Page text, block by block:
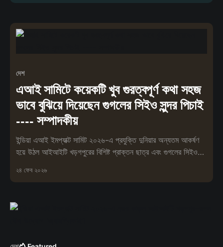
দেশ
এআই সামিটে কয়েকটি খুব গুরত্বপূর্ণ কথা সহজ
ভাবে বুঝিয়ে দিয়েছেন গুগলের সিইও সুন্দর পিচাই
---- সম্পাদকীয়
ইন্ডিয়া এআই ইমপ্যাক্ট সামিট ২০২৬-এ প্রযুক্তি দুনিয়ার অন্যতম আকর্ষণ
হয়ে উঠল আইআইটি খড়গপুরের বিশিষ্ট প্রাক্তন ছাত্র এবং গুগলের সিইও
২৪ ফেব ২০২৬